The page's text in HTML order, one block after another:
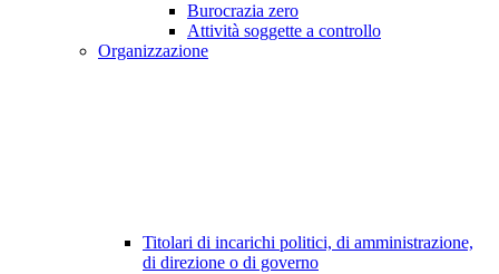
Burocrazia zero
Attività soggette a controllo
Organizzazione
Titolari di incarichi politici, di amministrazione,
di direzione o di governo